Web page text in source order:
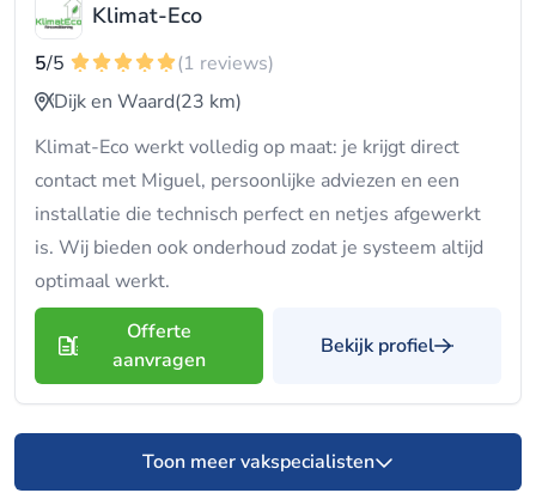
Klimat-Eco
5/5
(1 reviews)
Dijk en Waard(23 km)
Klimat-Eco werkt volledig op maat: je krijgt direct
contact met Miguel, persoonlijke adviezen en een
installatie die technisch perfect en netjes afgewerkt
is. Wij bieden ook onderhoud zodat je systeem altijd
optimaal werkt.
Offerte
aanvragen
Bekijk profiel
Toon meer vakspecialisten